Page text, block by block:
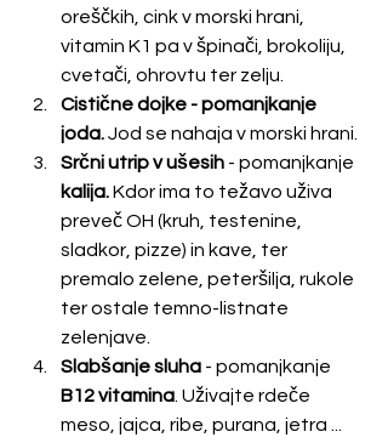
oreščkih, cink v morski hrani,
vitamin K1 pa v špinači, brokoliju,
cvetači, ohrovtu ter zelju.
Cistične dojke - pomanjkanje
joda. Jod se nahaja v morski hrani.
Srčni utrip v ušesih - pomanjkanje
kalija. Kdor ima to težavo uživa
preveč OH (kruh, testenine,
sladkor, pizze) in kave, ter
premalo zelene, peteršilja, rukole
ter ostale temno-listnate
zelenjave.
Slabšanje sluha - pomanjkanje
B12 vitamina. Uživajte rdeče
meso, jajca, ribe, purana, jetra ...